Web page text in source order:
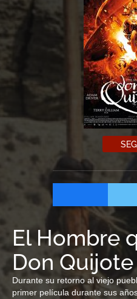
El Hombre
Don
Durante su retorno al viejo
primer película durante sus